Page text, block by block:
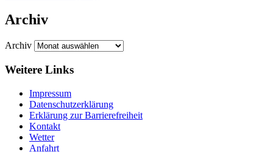
Archiv
Archiv
Weitere Links
Impressum
Datenschutzerklärung
Erklärung zur Barriere­frei­heit
Kontakt
Wetter
Anfahrt